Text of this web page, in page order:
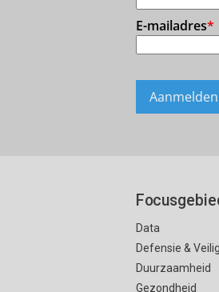
Data
Defensie &
Duurzaamheid
Gezondheid